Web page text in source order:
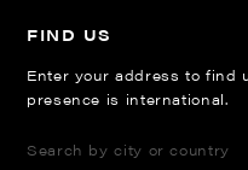
FIND US
Enter your address to find
presence is international.